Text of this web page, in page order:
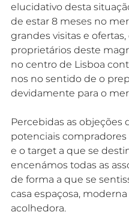
elucidativo desta
de estar 8 meses no
grandes visitas e ofertas,
proprietários deste
no centro de Lisboa
nos no sentido de o
devidamente para o
Percebidas as objeções
potenciais compradores
e o target a que se
encenámos todas as
de forma a que se
casa espaçosa, moderna
acolhedora.